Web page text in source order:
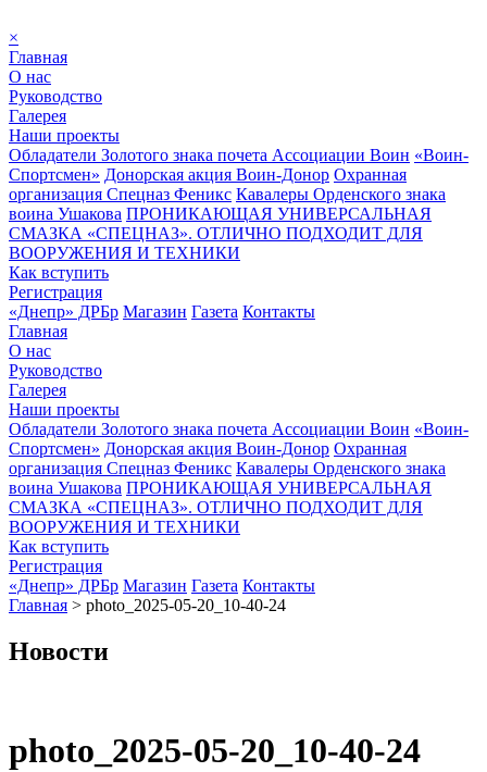
×
Главная
О нас
Руководство
Галерея
Наши проекты
Обладатели Золотого знака почета Ассоциации Воин «Воин-
Спортсмен» Донорская акция Воин-Донор Охранная
организация Спецназ Феникс Кавалеры Орденского знака
воина Ушакова ПРОНИКАЮЩАЯ УНИВЕРСАЛЬНАЯ
СМАЗКА «СПЕЦНАЗ». ОТЛИЧНО ПОДХОДИТ ДЛЯ
ВООРУЖЕНИЯ И ТЕХНИКИ
Как вступить
Регистрация
«Днепр» ДРБр Магазин Газета Контакты
Главная
О нас
Руководство
Галерея
Наши проекты
Обладатели Золотого знака почета Ассоциации Воин «Воин-
Спортсмен» Донорская акция Воин-Донор Охранная
организация Спецназ Феникс Кавалеры Орденского знака
воина Ушакова ПРОНИКАЮЩАЯ УНИВЕРСАЛЬНАЯ
СМАЗКА «СПЕЦНАЗ». ОТЛИЧНО ПОДХОДИТ ДЛЯ
ВООРУЖЕНИЯ И ТЕХНИКИ
Как вступить
Регистрация
«Днепр» ДРБр Магазин Газета Контакты
Главная > photo_2025-05-20_10-40-24
Новости
photo_2025-05-20_10-40-24